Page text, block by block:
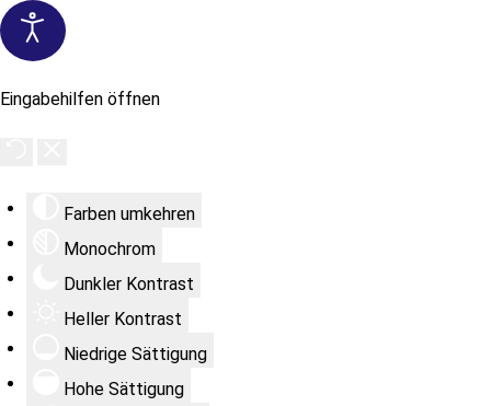
Eingabehilfen öffnen
Farben umkehren
Monochrom
Dunkler Kontrast
Heller Kontrast
Niedrige Sättigung
Hohe Sättigung